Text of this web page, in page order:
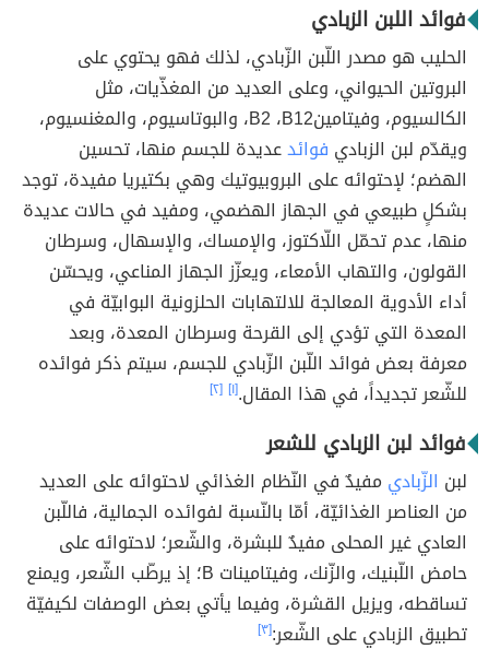
فوائد اللبن الزبادي
الحليب هو مصدر اللّبن الزّبادي، لذلك فهو يحتوي على
البروتين الحيواني، وعلى العديد من المغذّيات، مثل
الكالسيوم، وفيتامينB2 ،B12، والبوتاسيوم، والمغنسيوم،
ويقدّم لبن الزبادي فوائدعديدة للجسم منها، تحسين
الهضم؛ لإحتوائه على البروبيوتيك وهي بكتيريا مفيدة، توجد
بشكلٍ طبيعي في الجهاز الهضمي، ومفيد في حالات عديدة
منها، عدم تحمّل اللّاكتوز، والإمساك، والإسهال، وسرطان
القولون، والتهاب الأمعاء، ويعزّز الجهاز المناعي، ويحسّن
أداء الأدوية المعالجة للالتهابات الحلزونية البوابيّة في
المعدة التي تؤدي إلى القرحة وسرطان المعدة، وبعد
معرفة بعض فوائد اللّبن الزّبادي للجسم، سيتم ذكر فوائده
للشّعر تجديداً، في هذا المقال.[١] [٢]
فوائد لبن الزبادي للشعر
لبن الزّبادي مفيدٌ في النّظام الغذائي لاحتوائه على العديد
من العناصر الغذائيّة، أمّا بالنّسبة لفوائده الجمالية، فاللّبن
العادي غير المحلى مفيدٌ للبشرة، والشّعر؛ لاحتوائه على
حامض اللّبنيك، والزّنك، وفيتامينات B؛ إذ يرطّب الشّعر، ويمنع
تساقطه، ويزيل القشرة، وفيما يأتي بعض الوصفات لكيفيّة
تطبيق الزبادي على الشّعر:[٣]